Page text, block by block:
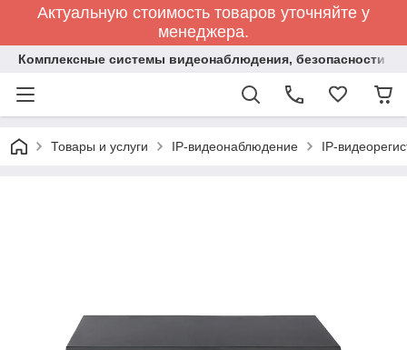
Актуальную стоимость товаров уточняйте у
менеджера.
Комплексные системы видеонаблюдения, безопасности и
Товары и услуги IP-видеонаблюдение IP-